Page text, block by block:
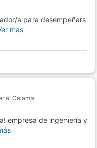
a para desempeñars
más
Calama
empresa de ingeniería y